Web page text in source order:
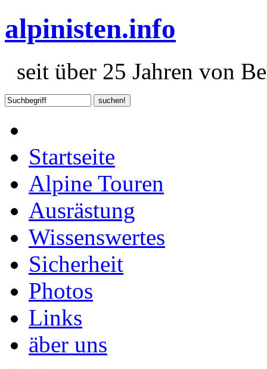
alpinisten.info
seit über 25 Jahren von
Startseite
Alpine Touren
Ausrästung
Wissenswertes
Sicherheit
Photos
Links
äber uns